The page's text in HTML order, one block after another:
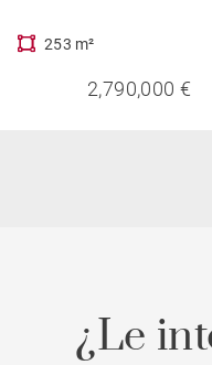
253 m²
2,790,000 €
¿Le